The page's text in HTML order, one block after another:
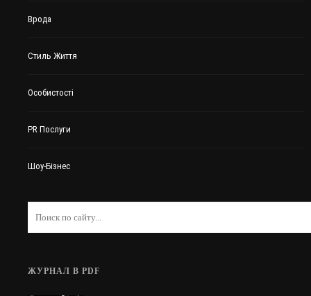
Врода
Стиль Життя
Особистості
PR Послуги
Шоу-Бізнес
ЖУРНАЛ В PDF